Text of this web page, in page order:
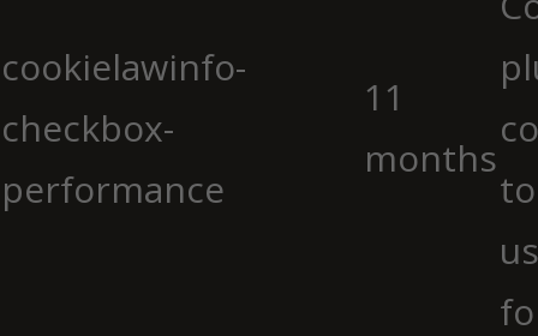
cookielawinfo-
checkbox-
performance
11
months